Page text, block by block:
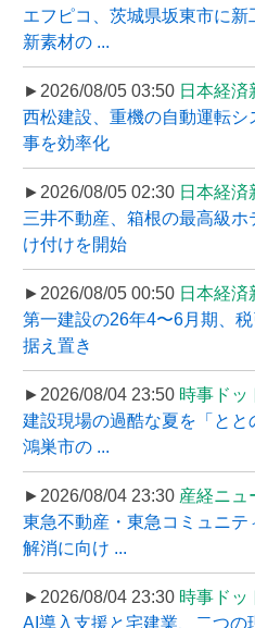
エフピコ、茨城県坂東市に
新素材の ...
►2026/08/05 03:50 日本経済
西松建設、重機の自動運転
事を効率化
►2026/08/05 02:30 日本経済
三井不動産、箱根の最高級
け付けを開始
►2026/08/05 00:50 日本経済
第一建設の26年4〜6月期、
据え置き
►2026/08/04 23:50 時事ドッ
建設現場の過酷な夏を「と
鴻巣市の ...
►2026/08/04 23:30 産経ニュ
東急不動産・東急コミュニ
解消に向け ...
►2026/08/04 23:30 時事ドッ
AI導入支援と宅建業、二つの